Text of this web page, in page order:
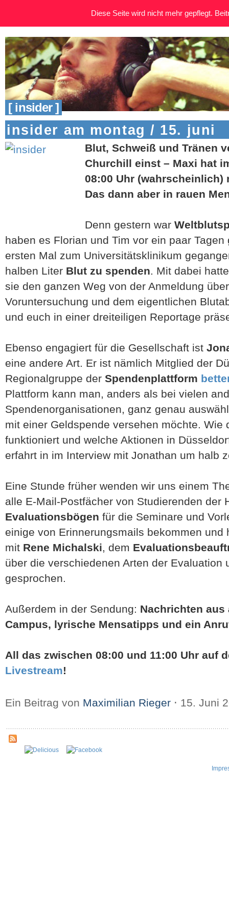
[ insider ]
insider am montag / 15. juni
Blut, Schweiß und Tränen
Churchill einst – Maxi hat
08:00 Uhr (wahrscheinlich)
Das dann aber in rauen
Denn gestern war
haben es Florian und Tim vor ein paar
ersten Mal zum Universitätsklinikum
halben Liter Blut zu spenden. Mit dabei
sie den ganzen Weg von der Anmeldung
Voruntersuchung und dem eigentlichen
und euch in einer dreiteiligen Reportage
Ebenso engagiert für die Gesellschaft ist
eine andere Art. Er ist nämlich Mitglied der
Regionalgruppe der Spendenplattform
Plattform kann man, anders als bei vielen
Spendenorganisationen, ganz genau
mit einer Geldspende versehen möchte. Wie
funktioniert und welche Aktionen in
erfahrt in im Interview mit Jonathan um halb
Eine Stunde früher wenden wir uns einem
alle E-Mail-Postfächer von Studierenden der
Evaluationsbögen für die Seminare und
einige von Erinnerungsmails bekommen und
mit Rene Michalski, dem
über die verschiedenen Arten der Evaluation
gesprochen.
Außerdem in der Sendung: Nachrichten aus
Campus, lyrische Mensatipps und ein
All das zwischen 08:00 und 11:00 Uhr auf
Livestream!
Ein Beitrag von Maximilian Rieger ⋅ 15. Juni
Diese Seite wird nicht mehr gepflegt.